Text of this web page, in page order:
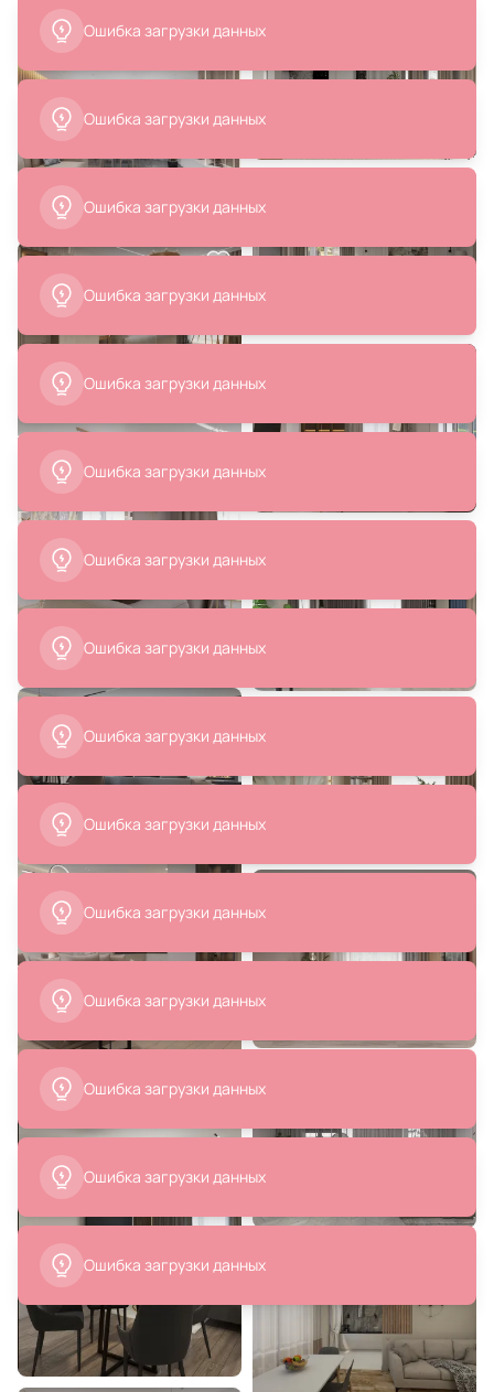
Ошибка загрузки данных
Ошибка загрузки данных
Ошибка загрузки данных
Ошибка загрузки данных
Ошибка загрузки данных
Ошибка загрузки данных
Ошибка загрузки данных
27 400 ₽
Управляемый светодиодный
(теплый) FA4359
41 800 ₽
Подвес KINK Light Тор LED 4000К
Стул MOD Interiors MENORCA
50 100 ₽
Подвесной светильник Eurosvet
Gap LED 4200К (белый)
В корзину
9 160 ₽
Ambrella LINE LED 3000К
В корзину
11 979 ₽
Стул ZiP-mebel Пичч чёрный /
коричневый Z212902B04
В корзину
72 800 ₽
Отришко Анастасия
3 990 ₽ 55 998 ₽ 27 999 ₽